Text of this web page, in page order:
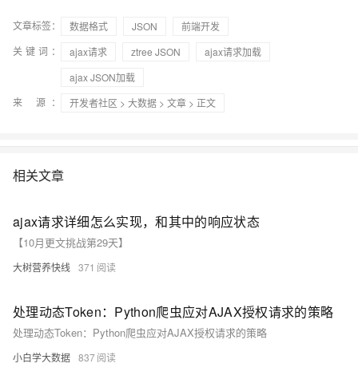
文章标签： 数据格式 JSON
前端开发
关键词：
ajax请求 ztree JSON
ajax请求加载
ajax JSON加载
来 源：
开发者社区 > 大数据 > 文章 > 正文
相关文章
ajax请求详细怎么实现，和其中的响应状态
【10月更文挑战第29天】
大树营养快线 371
处理动态Token：Python爬虫应对AJAX授权请求的策略
处理动态Token：Python爬虫应对AJAX授权请求的策略
小白学大数据 837